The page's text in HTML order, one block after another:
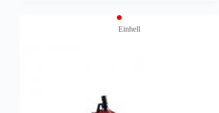
Einhell